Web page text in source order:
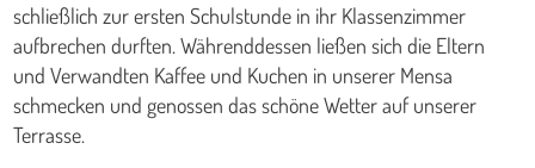
schließlich zur ersten Schulstunde in ihr Klassenzimmer
aufbrechen durften. Währenddessen ließen sich die Eltern
und Verwandten Kaffee und Kuchen in unserer Mensa
schmecken und genossen das schöne Wetter auf unserer
Terrasse.